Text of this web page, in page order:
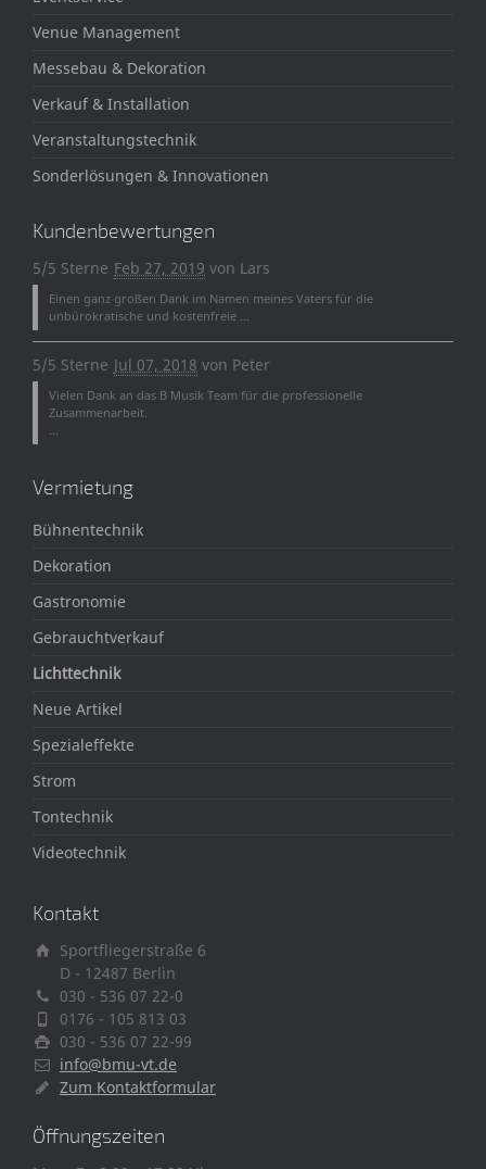
Venue Management
Messebau & Dekoration
Verkauf & Installation
Veranstaltungstechnik
Sonderlösungen & Innovationen
Kundenbewertungen
5/5 Sterne Feb 27, 2019 von Lars
Einen ganz großen Dank im Namen meines Vaters für die
unbürokratische und kostenfreie ...
5/5 Sterne Jul 07, 2018 von Peter
Vielen Dank an das B Musik Team für die professionelle
Zusammenarbeit.
Vermietung
Bühnentechnik
Dekoration
Gastronomie
Gebrauchtverkauf
Lichttechnik
Neue Artikel
Spezialeffekte
Strom
Tontechnik
Videotechnik
Kontakt
Sportfliegerstraße 6
D - 12487 Berlin
030 - 536 07 22-0
0176 - 105 813 03
030 - 536 07 22-99
info@bmu-vt.de
Zum Kontaktformular
Öffnungszeiten